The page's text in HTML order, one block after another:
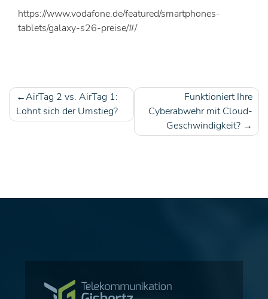
https://www.vodafone.de/featured/smartphones-
tablets/galaxy-s26-preise/#/
Beitragsnavigation
AirTag 2 vs. AirTag 1:
Lohnt sich der Umstieg?
Funktioniert Ihre
Cyberabwehr mit Cloud-
Geschwindigkeit?